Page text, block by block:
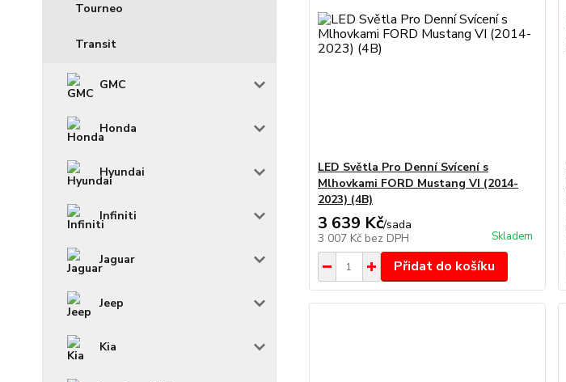
Tourneo
Transit
GMC
Honda
Hyundai
Infiniti
Jaguar
Jeep
Kia
LED Světla Pro Denní Svícení s
Mlhovkami FORD Mustang VI (2014-
2023) (4B)
3 639 Kč/sada
3 007 Kč bez DPH Skladem
Přidat do košíku